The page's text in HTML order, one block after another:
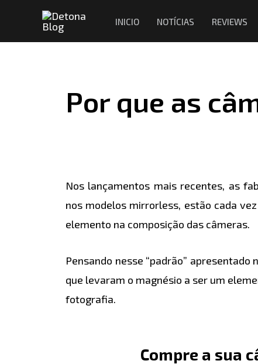
INICIO NOTÍCIAS REVIEWS
Por que as
Nos lançamentos mais recentes, as
nos modelos mirrorless, estão cada
elemento na composição das câmeras.
Pensando nesse “padrão”
que levaram o magnésio a ser um
fotografia.
Compre a sua
Navegação
de